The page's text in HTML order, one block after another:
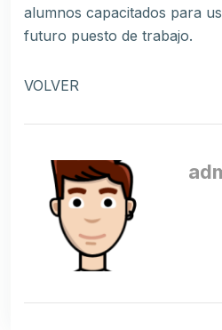
alumnos capacitados para
futuro puesto de trabajo.
VOLVER